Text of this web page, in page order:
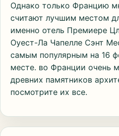
Однако только Францию
считают лучшим местом
именно отель Премиере
Оуест-Ла Чапелле Сэнт
самым популярным на 16
месте. во Франции очень
древних памятников
посмотрите их все.